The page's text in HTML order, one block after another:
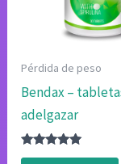
Pérdida de peso
Bendax –
adelgazar
Valorado